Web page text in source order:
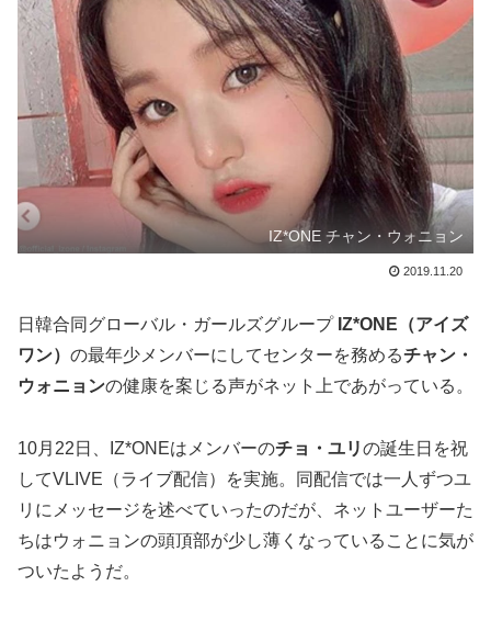
IZ*ONE チャン・ウォニョン
2019.11.20
日韓合同グローバル・ガールズグループIZ*ONE（アイズ
ワン） の最年少メンバーにしてセンターを務めるチャン・
ウォニョンの健康を案じる声がネット上であがっている。
10月22日、IZ*ONEはメンバーのチョ・ユリの誕生日を祝
してVLIVE（ライブ配信）を実施。同配信では一人ずつユ
リにメッセージを述べていったのだが、ネットユーザーた
ちはウォニョンの頭頂部が少し薄くなっていることに気が
ついたようだ。